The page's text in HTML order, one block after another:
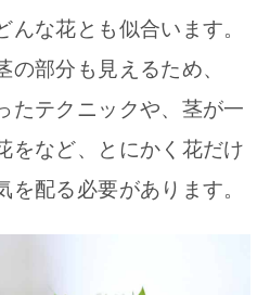
んな花とも似合います。
の部分も見えるため、
たテクニックや、茎が一
をなど、とにかく花だけ
を配る必要があります。